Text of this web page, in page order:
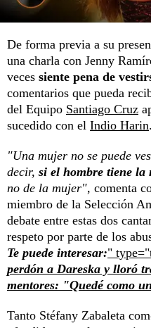
De forma previa a su
una charla con Jenny
veces siente pena de
comentarios que pueda
del Equipo Santiago Cruz
sucedido con el Indio Harin.
"Una mujer no se puede
decir, si el hombre tiene la
no de la mujer", comenta
miembro de la Selección
debate entre estas dos
respeto por parte de los
Te puede interesar:"
perdón a Dareska y lloró
mentores: "Quedé como
Tanto Stéfany Zabaleta